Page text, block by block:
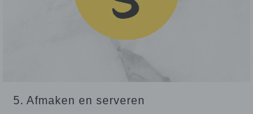
5. Afmaken en serveren